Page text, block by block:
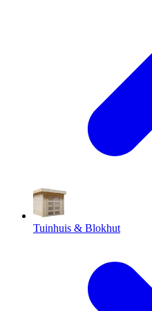
Tuinhuis & Blokhut